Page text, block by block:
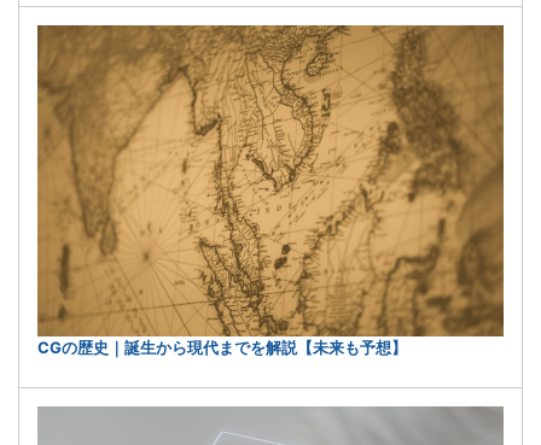
CGの歴史｜誕生から現代までを解説【未来も予想】